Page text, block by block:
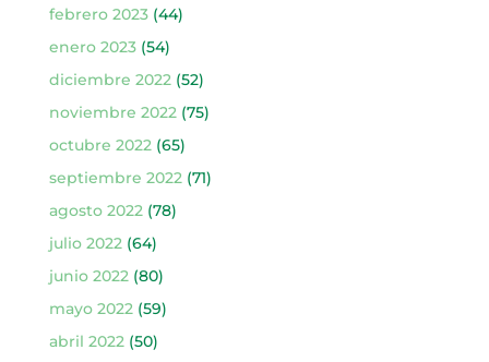
febrero 2023(44)
enero 2023(54)
diciembre 2022(52)
noviembre 2022(75)
octubre 2022(65)
septiembre 2022(71)
agosto 2022(78)
julio 2022(64)
junio 2022(80)
mayo 2022(59)
abril 2022(50)